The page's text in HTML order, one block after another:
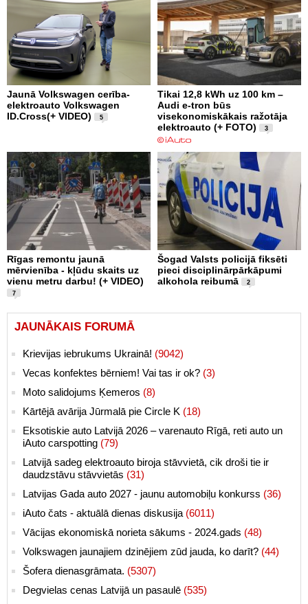
Jaunā Volkswagen cerība-
elektroauto Volkswagen
ID.Cross(+ VIDEO)
5
Tikai 12,8 kWh uz 100 km –
Audi e-tron būs
visekonomiskākais ražotāja
elektroauto (+ FOTO)
3
Rīgas remontu jaunā
mērvienība - kļūdu skaits uz
vienu metru darbu! (+ VIDEO)
7
Šogad Valsts policijā fiksēti
pieci disciplinārpārkāpumi
alkohola reibumā
2
JAUNĀKAIS FORUMĀ
Krievijas iebrukums Ukrainā! (9042)
Vecas konfektes bērniem! Vai tas ir ok? (3)
Moto salidojums Ķemeros (8)
Kārtējā avārija Jūrmalā pie Circle K (18)
Eksotiskie auto Latvijā 2026 – varenauto Rīgā, reti auto un
iAuto carspotting (79)
Latvijā sadeg elektroauto biroja stāvvietā, cik droši tie ir
daudzstāvu stāvvietās (31)
Latvijas Gada auto 2027 - jaunu automobiļu konkurss (36)
iAuto čats - aktuālā dienas diskusija (6011)
Vācijas ekonomiskā norieta sākums - 2024.gads (48)
Volkswagen jaunajiem dzinējiem zūd jauda, ko darīt? (44)
Šofera dienasgrāmata. (5307)
Degvielas cenas Latvijā un pasaulē (535)